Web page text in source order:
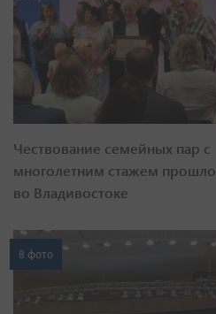
Чествование семейных пар с
многолетним стажем прошло
во Владивостоке
8 фото